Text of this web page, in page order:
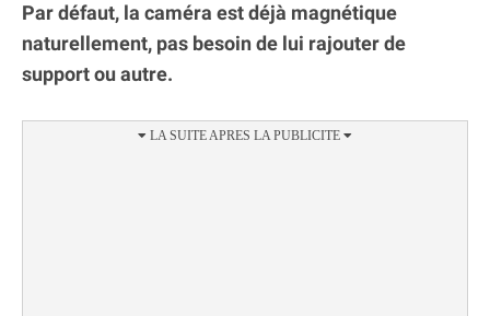
Par défaut, la caméra est déjà magnétique
naturellement, pas besoin de lui rajouter de
support ou autre.